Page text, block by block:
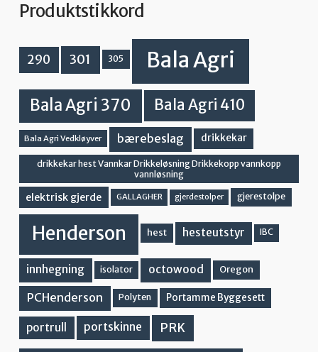
Produktstikkord
290 301 305 Bala Agri
Bala Agri 370 Bala Agri 410
Bala Agri Vedkløyver bærebeslag drikkekar
drikkekar hest Vannkar Drikkeløsning Drikkekopp vannkopp
vannløsning
elektrisk gjerde GALLAGHER gjerdestolper gjerestolpe
Henderson hest hesteutstyr IBC
innhegning isolator octowood Oregon
PCHenderson Polyten Portamme Byggesett
portrull portskinne PRK